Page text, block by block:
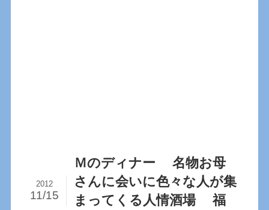
Ｍのディナー 名物お母
さんに会いに色々な人が集
まってくる人情酒場 福
2012
11/15